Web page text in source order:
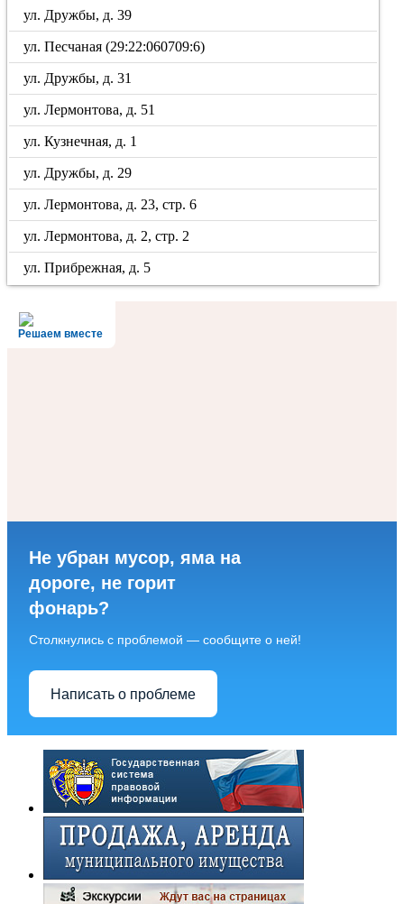
ул. Дружбы, д. 39
ул. Песчаная (29:22:060709:6)
ул. Дружбы, д. 31
ул. Лермонтова, д. 51
ул. Кузнечная, д. 1
ул. Дружбы, д. 29
ул. Лермонтова, д. 23, стр. 6
ул. Лермонтова, д. 2, стр. 2
ул. Прибрежная, д. 5
Решаем вместе
Не убран мусор, яма на
дороге, не горит
фонарь?
Столкнулись с проблемой — сообщите о ней!
Написать о проблеме